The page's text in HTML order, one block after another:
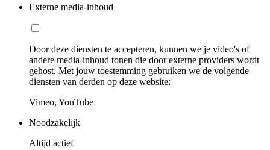
Externe media-inhoud
Door deze diensten te accepteren, kunnen we je video's of
andere media-inhoud tonen die door externe providers wordt
gehost. Met jouw toestemming gebruiken we de volgende
diensten van derden op deze website:
Vimeo, YouTube
Noodzakelijk
Altijd actief